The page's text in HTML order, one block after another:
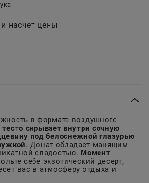
насчет цены
в формате воздушного
тесто скрывает внутри сочную
под белоснежной глазурью
. Донат обладает манящим
сладостью. Момент
себе экзотический десерт,
вас в атмосферу отдыха и